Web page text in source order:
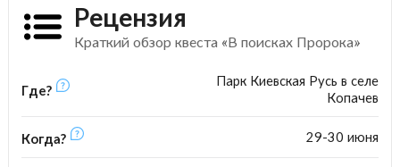
Рецензия
Краткий обзор квеста «В поисках Пророка»
Где?
Парк Киевская Русь в селе
Копачев
Когда? 29-30 июня